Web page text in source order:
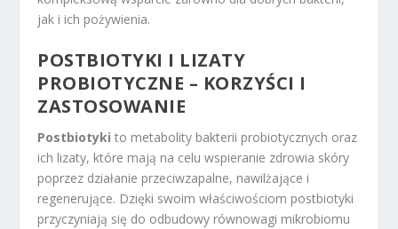
jak i ich pożywienia.
POSTBIOTYKI I LIZATY
PROBIOTYCZNE – KORZYŚCI I
ZASTOSOWANIE
Postbiotyki to metabolity bakterii probiotycznych oraz
ich lizaty, które mają na celu wspieranie zdrowia skóry
poprzez działanie przeciwzapalne, nawilżające i
regenerujące. Dzięki swoim właściwościom postbiotyki
przyczyniają się do odbudowy równowagi mikrobiomu